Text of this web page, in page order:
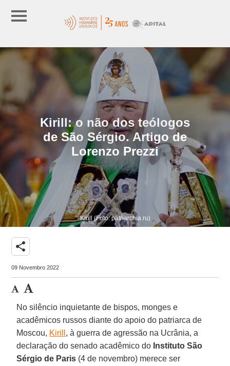
Kirill: o não dos teólogos
de São Sérgio. Artigo de
Lorenzo Prezzi
Kirill (Foto: patriarchia.ru)
share
09 Novembro 2022
No silêncio inquietante de bispos, monges e
acadêmicos russos diante do apoio do patriarca de
Moscou, Kirill , à guerra de agressão na Ucrânia, a
declaração do senado acadêmico do Instituto São
Sérgio de Paris (4 de novembro) merece ser